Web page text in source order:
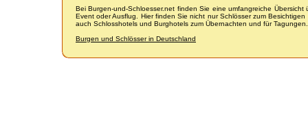
Bei Burgen-und-Schloesser.net finden Sie eine umfangreiche
Event oder Ausflug. Hier finden Sie nicht nur Schlösser zum
auch Schlosshotels und Burghotels zum Übernachten und für Tagungen.
Burgen und Schlösser in Deutschland